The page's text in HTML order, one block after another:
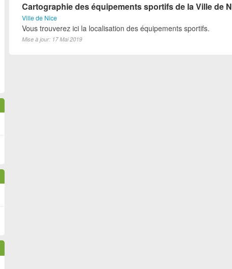
Cartographie des équipements sportifs de la Ville de
Ville de Nice
Vous trouverez ici la localisation des équipements sportifs.
Mise à jour: 17 Mai 2019